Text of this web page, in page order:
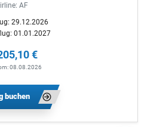
AF
29.12.2026
01.01.2027
€
08.08.2026
buchen